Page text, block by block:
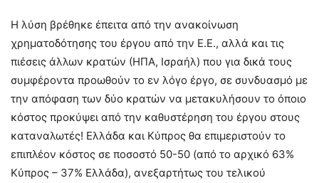
Η λύση βρέθηκε έπειτα από την ανακοίνωση
χρηματοδότησης του έργου από την Ε.Ε., αλλά και τις
πιέσεις άλλων κρατών (ΗΠΑ, Ισραήλ) που για δικά τους
συμφέροντα προωθούν το εν λόγο έργο, σε συνδυασμό με
την απόφαση των δύο κρατών να μετακυλήσουν το όποιο
κόστος προκύψει από την καθυστέρηση του έργου στους
καταναλωτές! Ελλάδα και Κύπρος θα επιμεριστούν το
επιπλέον κόστος σε ποσοστό 50-50 (από το αρχικό 63%
Κύπρος – 37% Ελλάδα), ανεξαρτήτως του τελικού